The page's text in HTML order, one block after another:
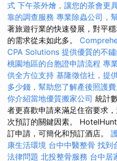
式 下午茶外燴，讓您的茶會更
靠的調查服務 專業除蟲公司，
著旅遊行業的快速發展，對平
的需求從未如此多。
CPA Solutions 提供優質的不
桃園地區的台胞證申請流程 專
供全方位支持 基隆徵信社，提
多少錢，幫助您了解產後照護
你介紹當地優質搬家公司 統計
者更喜歡申請來滿足住宿要求
次預訂的關鍵因素。
訂申請，可簡化和預訂酒店。
康生活環境 台中中醫整骨 找到
法律問題 北投整骨服務 台中居